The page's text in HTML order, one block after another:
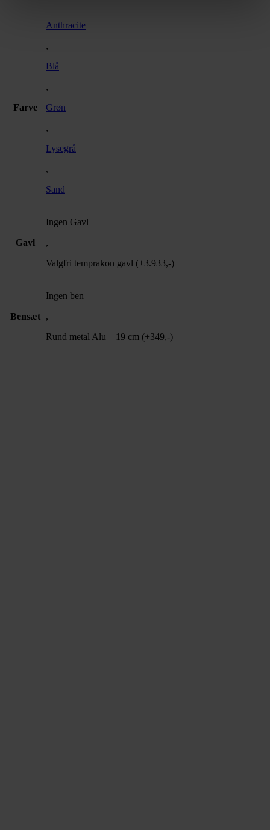
Farve
Anthracite
,
Blå
,
Grøn
,
Lysegrå
,
Sand
Gavl
Ingen Gavl
,
Valgfri temprakon gavl (+3.933,-)
Bensæt
Ingen ben
,
Rund metal Alu – 19 cm (+349,-)